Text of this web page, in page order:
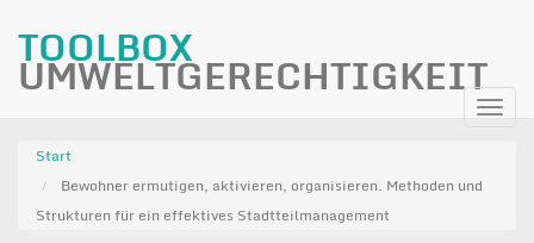
Direkt
Inhalt
TOOLBOX
UMWELTGERECHTIGKEIT
Start
Bewohner ermutigen, aktivieren, organisieren. Methoden und
Strukturen für ein effektives Stadtteilmanagement